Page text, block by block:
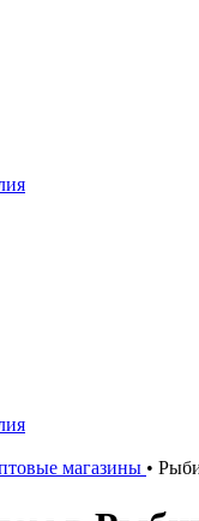
магазины •